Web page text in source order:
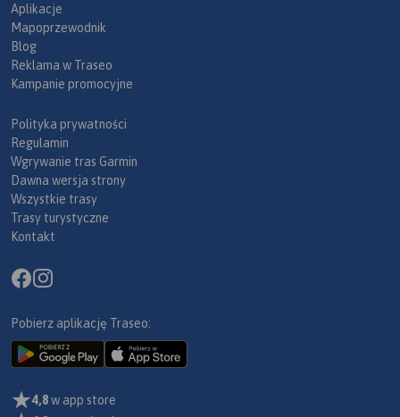
Aplikacje
Mapoprzewodnik
Blog
Reklama w Traseo
Kampanie promocyjne
Polityka prywatności
Regulamin
Wgrywanie tras Garmin
Dawna wersja strony
Wszystkie trasy
Trasy turystyczne
Kontakt
Pobierz aplikację Traseo:
4,8w app store